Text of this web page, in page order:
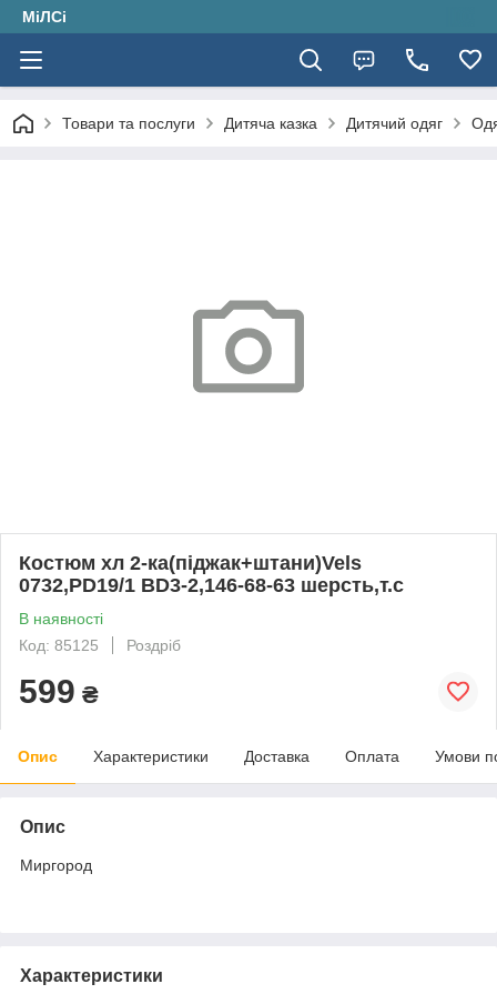
МіЛСі
Товари та послуги Дитяча казка Дитячий одяг
Костюм хл 2-ка(піджак+штани)Vels
0732,PD19/1 BD3-2,146-68-63 шерсть,т.с
В наявності
Код: 85125
Роздріб
599 ₴
Опис Характеристики Доставка Оплата Умови
Опис
Миргород
Характеристики